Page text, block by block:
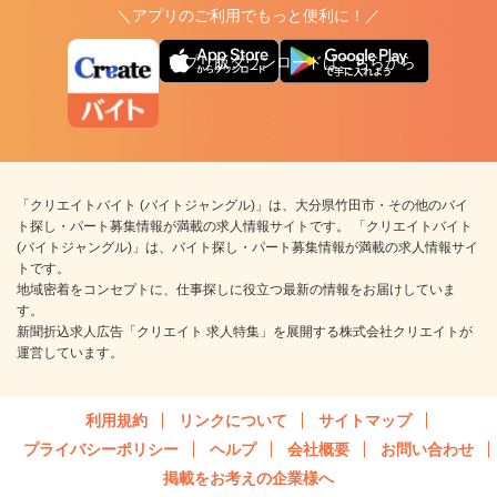
＼アプリのご利用でもっと便利に！／
アプリ版ダウンロードはこちらから
「クリエイトバイト (バイトジャングル)」は、大分県竹田市・その他のバイ
ト探し・パート募集情報が満載の求人情報サイトです。 「クリエイトバイト
(バイトジャングル)」は、バイト探し・パート募集情報が満載の求人情報サイ
トです。
地域密着をコンセプトに、仕事探しに役立つ最新の情報をお届けしていま
す。
新聞折込求人広告「クリエイト 求人特集」を展開する株式会社クリエイトが
運営しています。
利用規約 リンクについて
サイトマップ
プライバシーポリシー
ヘルプ 会社概要
お問い合わせ
掲載をお考えの企業様へ